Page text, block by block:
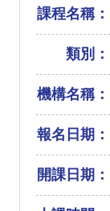
課程名稱：
類別：
機構名稱：
報名日期：
開課日期：